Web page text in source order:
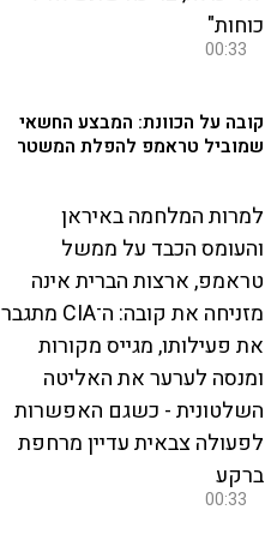
כוחות"
00:33
קובה על הכוונת: המבצע החשאי
שמוביל טראמפ להפלת המשטר
למרות המלחמה באיראן
והעומס הכבד על ממשל
טראמפ, ארצות הברית אינה
מזניחה את קובה: ה־CIA מתגבר
את פעילותו, מגייס מקורות
ומנסה לערער את האליטה
השלטונית - כשגם האפשרות
לפעולה צבאית עדיין מרחפת
ברקע
00:33